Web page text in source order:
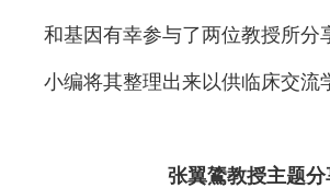
和基因有幸参与了两位教授所分
小编将其整理出来以供临床交流
张翼鷟教授主题分